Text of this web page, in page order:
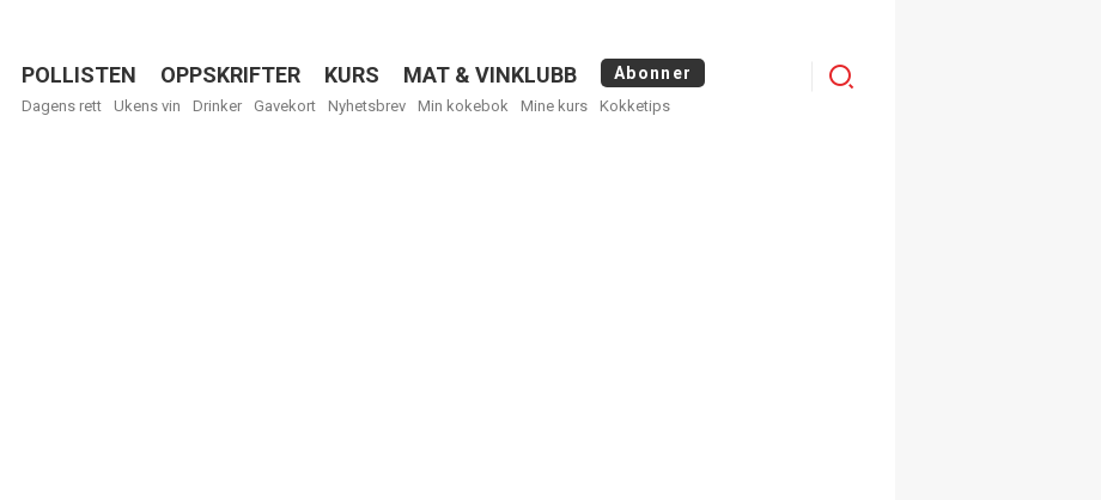
Menu
POLLISTEN OPPSKRIFTER KURS MAT & VINKLUBB Abonner
Dagens rett Ukens vin Drinker Gavekort Nyhetsbrev Min kokebok Mine kurs Kokketips
Logg